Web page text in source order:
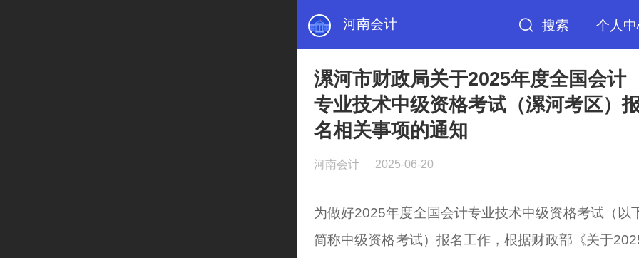
河南会计 搜索 个人
漯河市财政局关于2025年度全国会计
专业技术中级资格考试（漯河考区）
名相关事项的通知
河南会计 2025-06-20
为做好2025年度全国会计专业技术中级资格考试（以
简称中级资格考试）报名工作，根据财政部《关于